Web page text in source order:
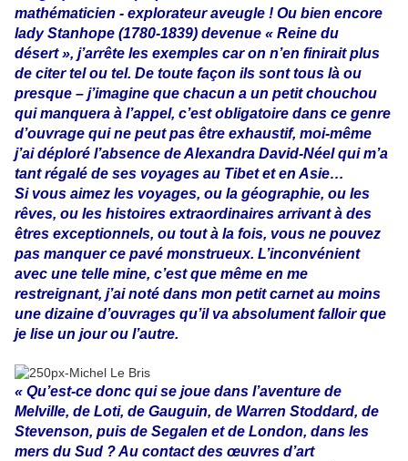
mathématicien - explorateur aveugle ! Ou bien encore
lady Stanhope (1780-1839) devenue « Reine du
désert », j’arrête les exemples car on n’en finirait plus
de citer tel ou tel. De toute façon ils sont tous là ou
presque – j’imagine que chacun a un petit chouchou
qui manquera à l’appel, c’est obligatoire dans ce genre
d’ouvrage qui ne peut pas être exhaustif, moi-même
j’ai déploré l’absence de Alexandra David-Néel qui m’a
tant régalé de ses voyages au Tibet et en Asie…
Si vous aimez les voyages, ou la géographie, ou les
rêves, ou les histoires extraordinaires arrivant à des
êtres exceptionnels, ou tout à la fois, vous ne pouvez
pas manquer ce pavé monstrueux. L’inconvénient
avec une telle mine, c’est que même en me
restreignant, j’ai noté dans mon petit carnet au moins
une dizaine d’ouvrages qu’il va absolument falloir que
je lise un jour ou l’autre.
« Qu’est-ce donc qui se joue dans l’aventure de
Melville, de Loti, de Gauguin, de Warren Stoddard, de
Stevenson, puis de Segalen et de London, dans les
mers du Sud ? Au contact des œuvres d’art